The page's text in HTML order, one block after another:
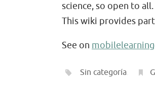
science, so open to all.
This wiki provides
See on
Sin categoría.